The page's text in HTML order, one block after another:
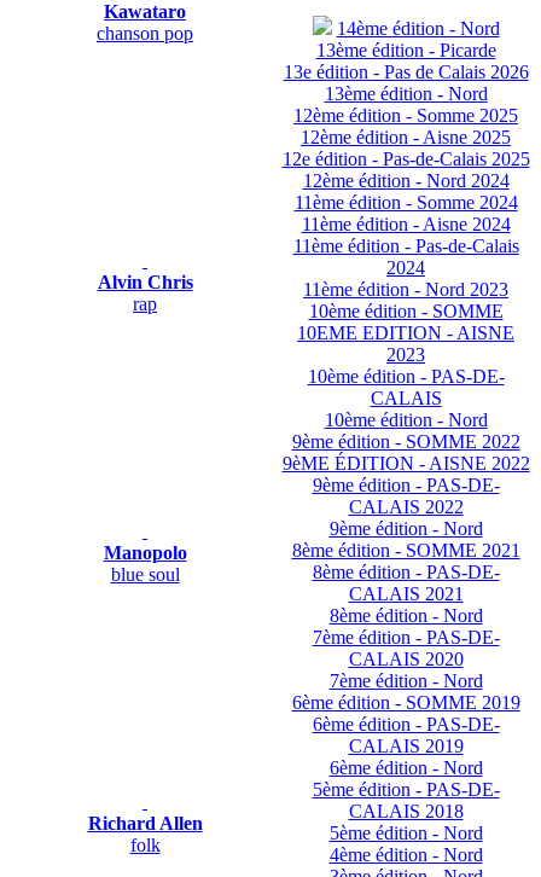
Kawataro
chanson pop
Alvin Chris
rap
Manopolo
blue soul
Richard Allen
folk
14ème édition - Nord
13ème édition - Picarde
13e édition - Pas de Calais 2026
13ème édition - Nord
12ème édition - Somme 2025
12ème édition - Aisne 2025
12e édition - Pas-de-Calais 2025
12ème édition - Nord 2024
11ème édition - Somme 2024
11ème édition - Aisne 2024
11ème édition - Pas-de-Calais
2024
11ème édition - Nord 2023
10ème édition - SOMME
10EME EDITION - AISNE
2023
10ème édition - PAS-DE-
CALAIS
10ème édition - Nord
9ème édition - SOMME 2022
9èME ÉDITION - AISNE 2022
9ème édition - PAS-DE-
CALAIS 2022
9ème édition - Nord
8ème édition - SOMME 2021
8ème édition - PAS-DE-
CALAIS 2021
8ème édition - Nord
7ème édition - PAS-DE-
CALAIS 2020
7ème édition - Nord
6ème édition - SOMME 2019
6ème édition - PAS-DE-
CALAIS 2019
6ème édition - Nord
5ème édition - PAS-DE-
CALAIS 2018
5ème édition - Nord
4ème édition - Nord